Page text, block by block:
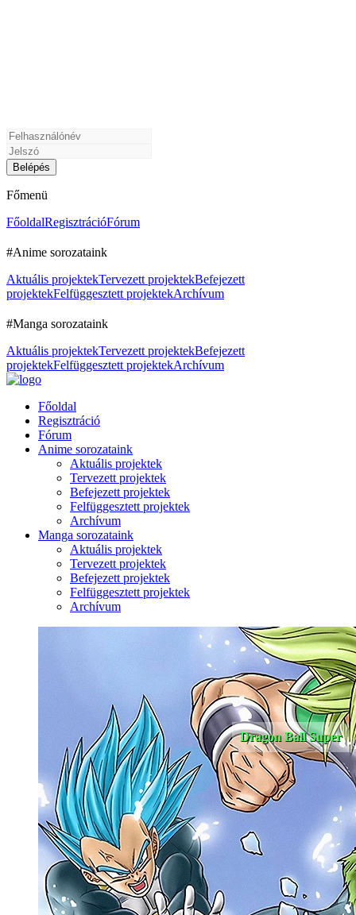
Főmenü
FőoldalRegisztrációFórum
#Anime sorozataink
Aktuális projektekTervezett projektekBefejezett
projektekFelfüggesztett projektekArchívum
#Manga sorozataink
Aktuális projektekTervezett projektekBefejezett
projektekFelfüggesztett projektekArchívum
Főoldal
Regisztráció
Fórum
Anime sorozataink
Aktuális projektek
Tervezett projektek
Befejezett projektek
Felfüggesztett projektek
Archívum
Manga sorozataink
Aktuális projektek
Tervezett projektek
Befejezett projektek
Felfüggesztett projektek
Archívum
Dragon Ball Super